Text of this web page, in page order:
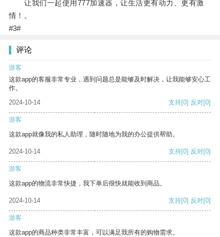
让我们一起使用777加速器，让生活更有动力、更有激
情！。
#3#
评论
游客
这款app的客服非常专业，遇到问题总是能够及时解决，让我能够安心工
作。
2024-10-14
支持[0] 反对[0]
游客
这款app就像我的私人助理，随时随地为我的办公提供帮助。
2024-10-14 支持[0] 反对[0]
游客
这款app的物流非常快捷，我下单后很快就能收到商品。
2024-10-14 支持[0] 反对[0]
游客
这款app的商品种类非常丰富，可以满足我所有的购物需求。